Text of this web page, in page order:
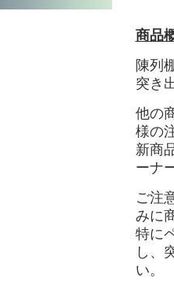
商品
陳列
突き
他の
様の
新商
ーナ
ご注
みに
特に
し、
い。